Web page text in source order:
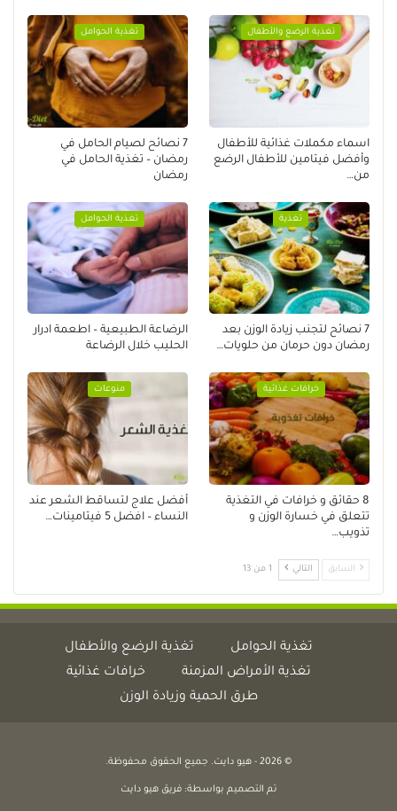
تغذية الرضع والأطفال
اسماء مكملات غذائية للأطفال
وأفضل فيتامين للأطفال الرضع
من…
تغذية الحوامل
7 نصائح لصيام الحامل في
رمضان – تغذية الحامل في
رمضان
تغذية
7 نصائح لتجنب زيادة الوزن بعد
رمضان دون حرمان من حلويات…
تغذية الحوامل
الرضاعة الطبيعية – اطعمة ادرار
الحليب خلال الرضاعة
خرافات غذائية
8 حقائق و خرافات في التغذية
تتعلق في خسارة الوزن و
تذويب…
منوعات
أفضل علاج لتساقط الشعر عند
النساء – افضل 5 فيتامينات…
السابق التالي 1 من 13
تغذية الحوامل
تغذية الرضع والأطفال
تغذية الأمراض المزمنة
خرافات غذائية
طرق الحمية وزيادة الوزن
© 2026 - هيو دايت. جميع الحقوق محفوظة.
تم التصميم بواسطة:فريق هيو دايت